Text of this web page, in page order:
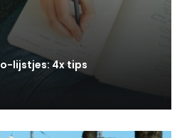
lijstjes: 4x tips